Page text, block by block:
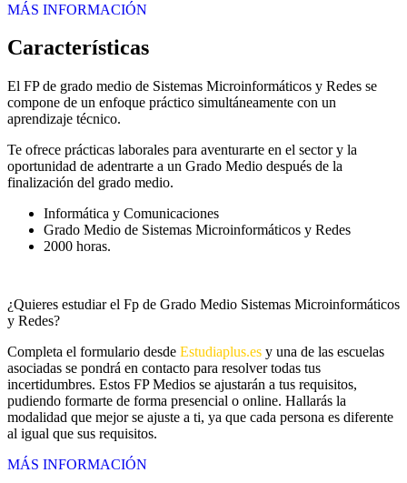
MÁS INFORMACIÓN
Características
El FP de grado medio de Sistemas Microinformáticos y Redes se
compone de un enfoque práctico simultáneamente con un
aprendizaje técnico.
Te ofrece prácticas laborales para aventurarte en el sector y la
oportunidad de adentrarte a un Grado Medio después de la
finalización del grado medio.
Informática y Comunicaciones
Grado Medio de Sistemas Microinformáticos y Redes
2000 horas.
¿Quieres estudiar el Fp de Grado Medio Sistemas Microinformáticos
y Redes?
Completa el formulario desde Estudiaplus.es y una de las escuelas
asociadas se pondrá en contacto para resolver todas tus
incertidumbres. Estos FP Medios se ajustarán a tus requisitos,
pudiendo formarte de forma presencial o online. Hallarás la
modalidad que mejor se ajuste a ti, ya que cada persona es diferente
al igual que sus requisitos.
MÁS INFORMACIÓN